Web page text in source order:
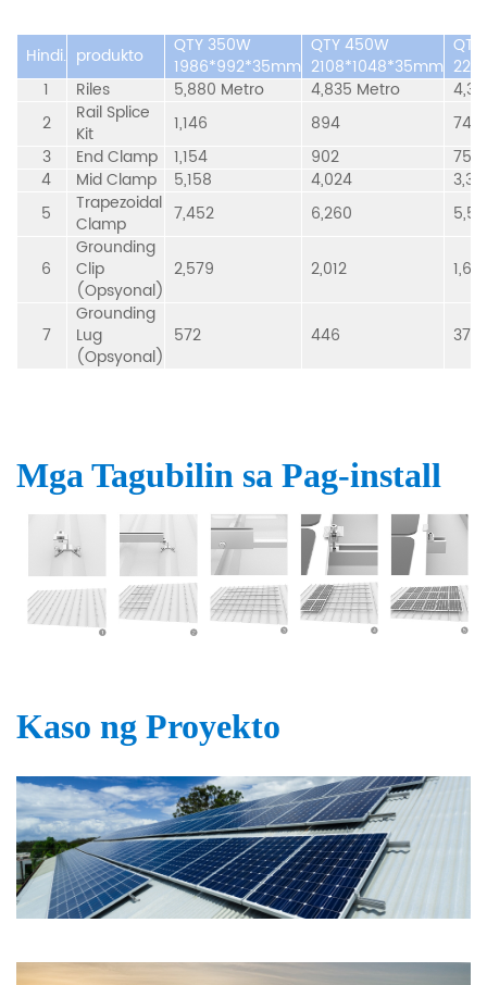
Hindi. produkto
QTY 350W
1986*992*35mm
QTY 450W
2108*1048*35mm
1
Riles 5,880 Metro 4,835 Metro
2
Rail Splice
Kit
1,146 894
746
3
End Clamp 1,154 902
754
4
Mid Clamp 5,158 4,024
5
Trapezoidal
Clamp
7,452 6,260
6
Grounding
Clip
(Opsyonal)
2,579 2,012
7
Grounding
Lug
(Opsyonal)
572 446 372
Mga Tagubilin sa Pag-install
Kaso ng Proyekto